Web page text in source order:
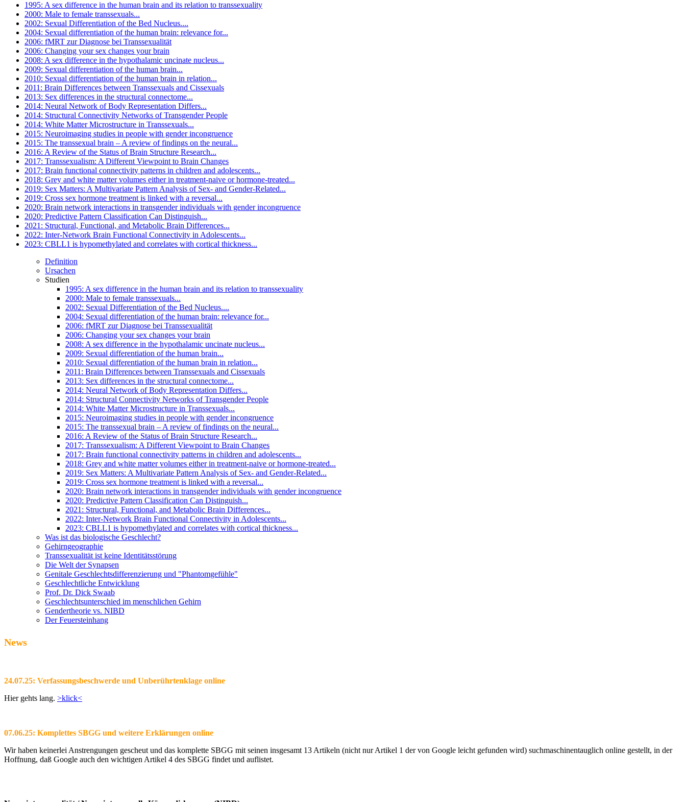
1995: A sex difference in the human brain and its relation to transsexuality
2000: Male to female transsexuals...
2002: Sexual Differentiation of the Bed Nucleus....
2004: Sexual differentiation of the human brain: relevance for...
2006: fMRT zur Diagnose bei Transsexualität
2006: Changing your sex changes your brain
2008: A sex difference in the hypothalamic uncinate nucleus...
2009: Sexual differentiation of the human brain...
2010: Sexual differentiation of the human brain in relation...
2011: Brain Differences between Transsexuals and Cissexuals
2013: Sex differences in the structural connectome...
2014: Neural Network of Body Representation Differs...
2014: Structural Connectivity Networks of Transgender People
2014: White Matter Microstructure in Transsexuals...
2015: Neuroimaging studies in people with gender incongruence
2015: The transsexual brain – A review of findings on the neural...
2016: A Review of the Status of Brain Structure Research...
2017: Transsexualism: A Different Viewpoint to Brain Changes
2017: Brain functional connectivity patterns in children and adolescents...
2018: Grey and white matter volumes either in treatment-naive or hormone-treated...
2019: Sex Matters: A Multivariate Pattern Analysis of Sex- and Gender-Related...
2019: Cross sex hormone treatment is linked with a reversal...
2020: Brain network interactions in transgender individuals with gender incongruence
2020: Predictive Pattern Classification Can Distinguish...
2021: Structural, Functional, and Metabolic Brain Differences...
2022: Inter-Network Brain Functional Connectivity in Adolescents...
2023: CBLL1 is hypomethylated and correlates with cortical thickness...
Definition
Ursachen
Studien
1995: A sex difference in the human brain and its relation to transsexuality
2000: Male to female transsexuals...
2002: Sexual Differentiation of the Bed Nucleus....
2004: Sexual differentiation of the human brain: relevance for...
2006: fMRT zur Diagnose bei Transsexualität
2006: Changing your sex changes your brain
2008: A sex difference in the hypothalamic uncinate nucleus...
2009: Sexual differentiation of the human brain...
2010: Sexual differentiation of the human brain in relation...
2011: Brain Differences between Transsexuals and Cissexuals
2013: Sex differences in the structural connectome...
2014: Neural Network of Body Representation Differs...
2014: Structural Connectivity Networks of Transgender People
2014: White Matter Microstructure in Transsexuals...
2015: Neuroimaging studies in people with gender incongruence
2015: The transsexual brain – A review of findings on the neural...
2016: A Review of the Status of Brain Structure Research...
2017: Transsexualism: A Different Viewpoint to Brain Changes
2017: Brain functional connectivity patterns in children and adolescents...
2018: Grey and white matter volumes either in treatment-naive or hormone-treated...
2019: Sex Matters: A Multivariate Pattern Analysis of Sex- and Gender-Related...
2019: Cross sex hormone treatment is linked with a reversal...
2020: Brain network interactions in transgender individuals with gender incongruence
2020: Predictive Pattern Classification Can Distinguish...
2021: Structural, Functional, and Metabolic Brain Differences...
2022: Inter-Network Brain Functional Connectivity in Adolescents...
2023: CBLL1 is hypomethylated and correlates with cortical thickness...
Was ist das biologische Geschlecht?
Gehirngeographie
Transsexualität ist keine Identitätsstörung
Die Welt der Synapsen
Genitale Geschlechtsdifferenzierung und "Phantomgefühle"
Geschlechtliche Entwicklung
Prof. Dr. Dick Swaab
Geschlechtsunterschied im menschlichen Gehirn
Gendertheorie vs. NIBD
Der Feuersteinhang
News
24.07.25: Verfassungsbeschwerde und Unberührtenklage online
Hier gehts lang. >klick<
07.06.25: Komplettes SBGG und weitere Erklärungen online
Wir haben keinerlei Anstrengungen gescheut und das komplette SBGG mit seinen insgesamt 13 Artikeln (nicht nur Artikel 1 der von Google leicht gefunden wird) suchmaschinentauglich online gestellt, in der
Hoffnung, daß Google auch den wichtigen Artikel 4 des SBGG findet und auflistet.